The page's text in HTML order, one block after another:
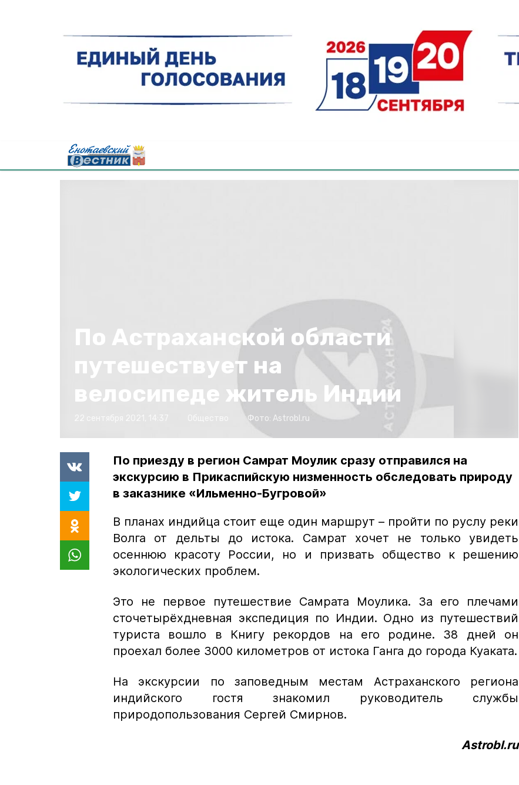
По Астраханской области
путешествует на
велосипеде житель Индии
Фото: Astrobl.ru
По приезду в регион Самрат Моулик сразу отправился на
экскурсию в Прикаспийскую низменность обследовать природу
в заказнике «Ильменно-Бугровой»
В планах индийца стоит еще один маршрут – пройти по руслу реки
Волга от дельты до истока. Самрат хочет не только увидеть
осеннюю красоту России, но и призвать общество к решению
экологических проблем.
Это не первое путешествие Самрата Моулика. За его плечами
сточетырёхдневная экспедиция по Индии. Одно из путешествий
туриста вошло в Книгу рекордов на его родине. 38 дней он
проехал более 3000 километров от истока Ганга до города Куаката.
На экскурсии по заповедным местам Астраханского региона
индийского гостя знакомил руководитель службы
природопользования Сергей Смирнов.
Astrobl.ru